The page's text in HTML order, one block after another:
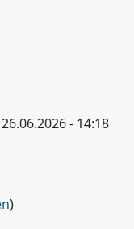
26.06.2026 - 14:18
)